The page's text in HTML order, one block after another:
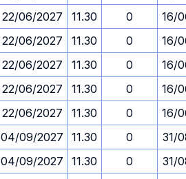
22/06/2027 11.30 0
16/
22/06/2027 11.30 0
16/
22/06/2027 11.30 0
16/
22/06/2027 11.30 0
16/
22/06/2027 11.30 0
16/
04/09/2027 11.30 0
31/
04/09/2027 11.30 0
31/